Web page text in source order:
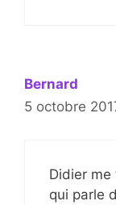
Bernard
5 octobre
Didier me
qui parle